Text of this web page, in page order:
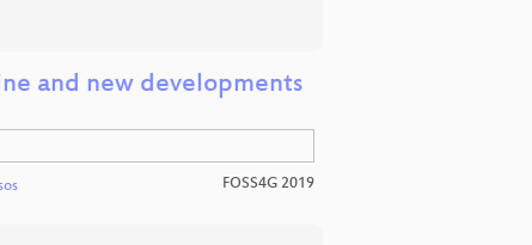
and new developments
FOSS4G 2019